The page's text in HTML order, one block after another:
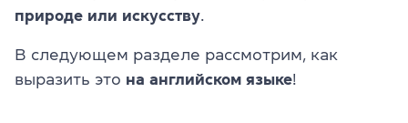
природе или искусству
В следующем разделе рассмотрим, как
выразить это на английском языке!